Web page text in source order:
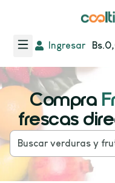
Ingresar Bs.
Compra
frescas